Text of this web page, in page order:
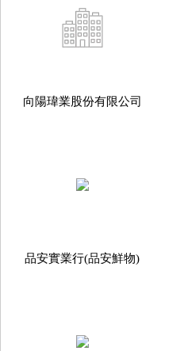
向陽瑋業股份有限公司
品安實業行(品安鮮物)